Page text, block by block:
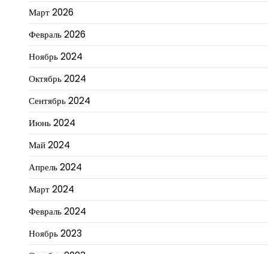
Март 2026
Февраль 2026
Ноябрь 2024
Октябрь 2024
Сентябрь 2024
Июнь 2024
Май 2024
Апрель 2024
Март 2024
Февраль 2024
Ноябрь 2023